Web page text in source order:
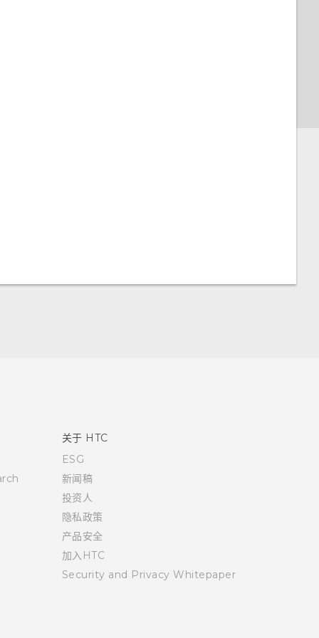
关于 HTC
ESG
新闻稿
投资人
隐私政策
产品安全
加入HTC
Security and Privacy Whitepaper